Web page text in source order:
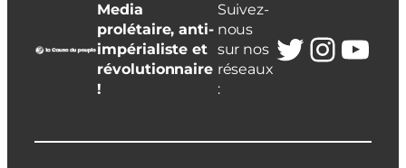
Media
prolétaire, anti-
impérialiste et
révolutionnaire
!
Suivez-
nous
sur nos
réseaux
:
Twitter